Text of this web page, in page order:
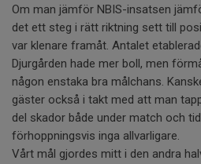
Om man jämför NBIS-insatsen
det ett steg i rätt riktning sett till
var klenare framåt. Antalet
Djurgården hade mer boll, men
någon enstaka bra målchans.
gäster också i takt med att man
del skador både under match och
förhoppningsvis inga allvarligare.
Vårt mål gjordes mitt i den andra